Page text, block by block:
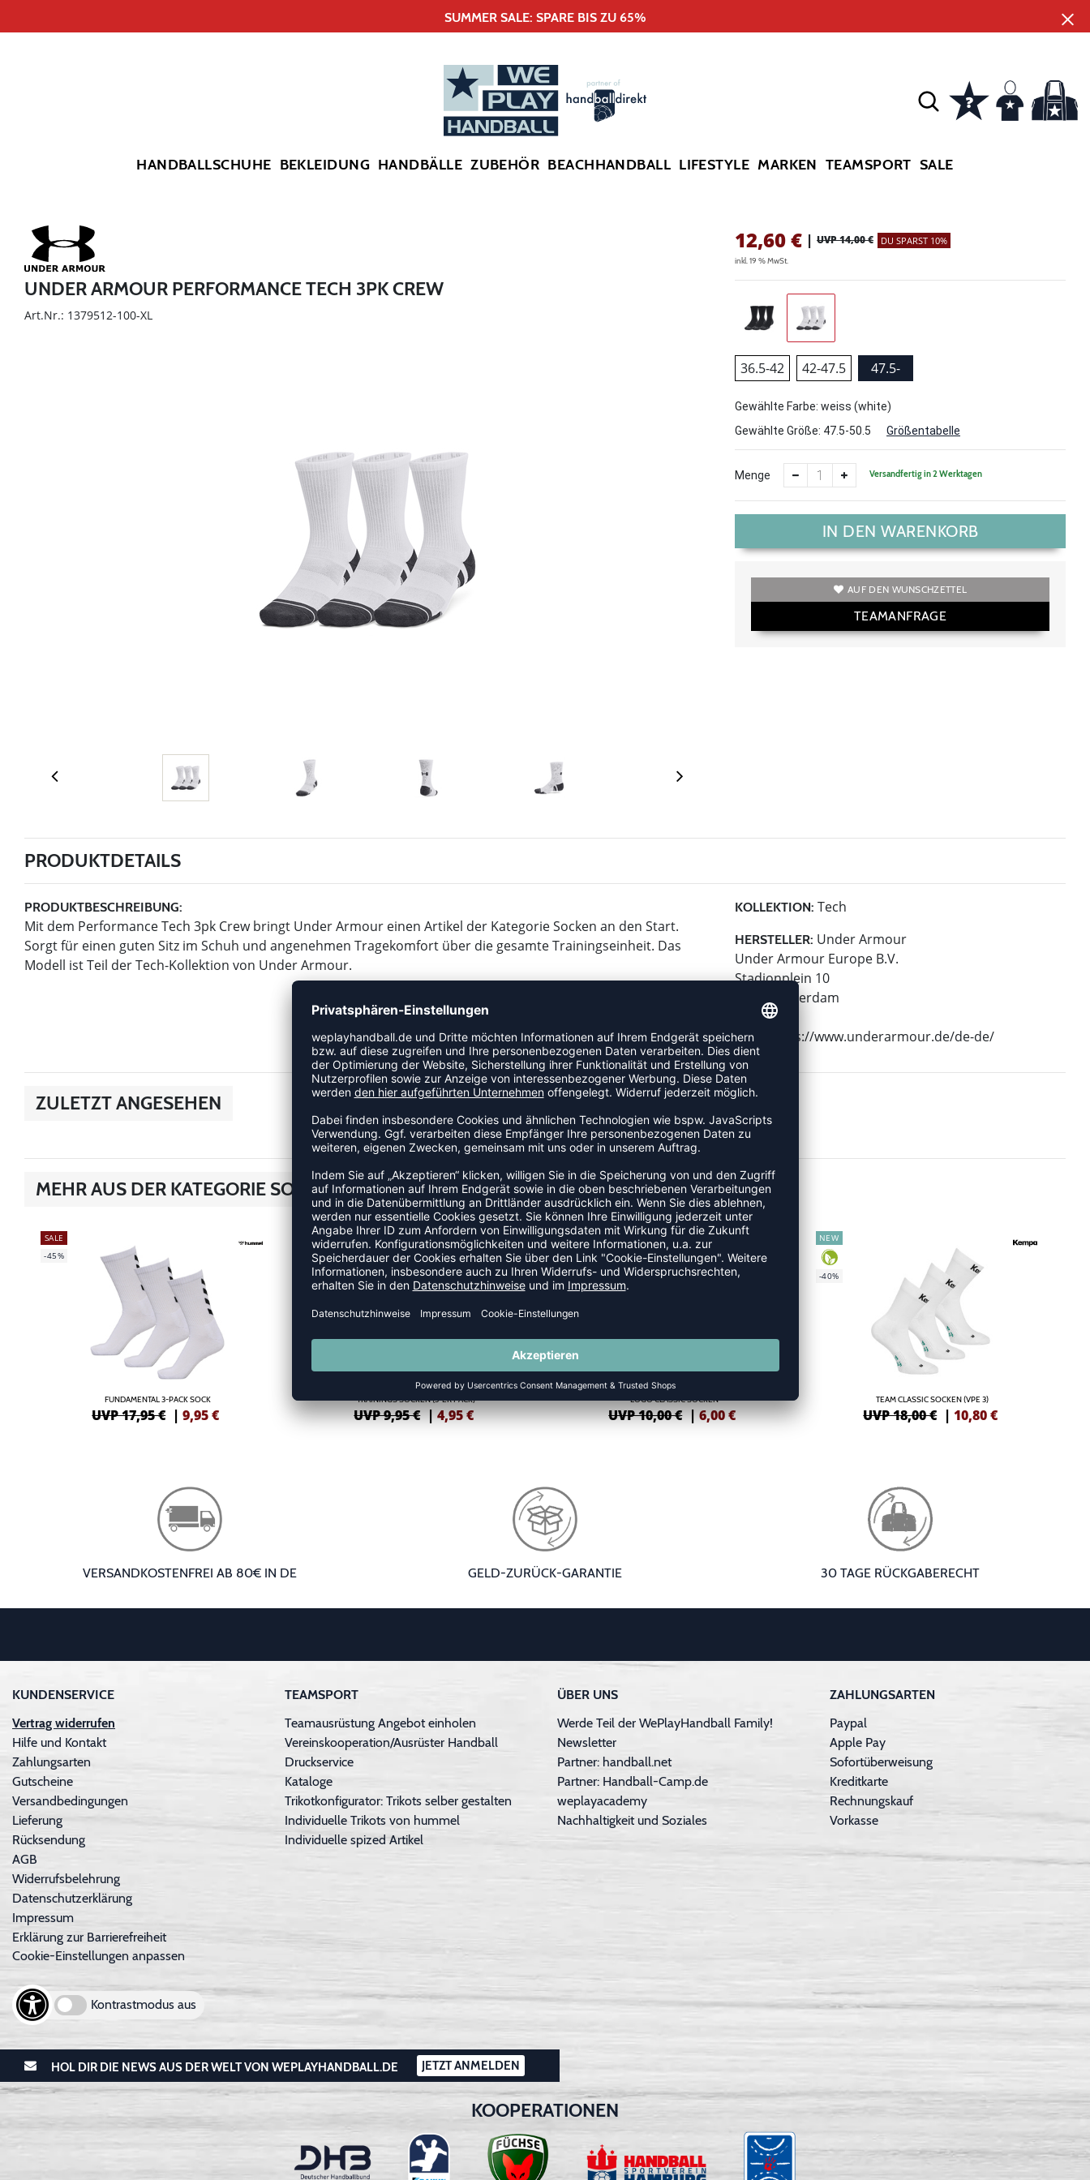
SUMMER SALE: SPARE BIS ZU 65%
HANDBALLSCHUHE BEKLEIDUNG HANDBÄLLE ZUBEHÖR BEACHHANDBALL LIFESTYLE MARKEN TEAMSPORT SALE
UNDER ARMOUR PERFORMANCE TECH 3PK CREW
Art.Nr.: 1379512-100-XL
12,60€ | UVP 14,00 € DU SPARST 10%
inkl. 19 % MwSt.
36.5-42 42-47.5
47.5-
Gewählte Farbe: weiss (white)
Gewählte Größe: 47.5-50.5 Größentabelle
Menge Versandfertig in 2 Werktagen
IN DEN WARENKORB
AUF DEN WUNSCHZETTEL
TEAMANFRAGE
PRODUKTDETAILS
PRODUKTBESCHREIBUNG:
Mit dem Performance Tech 3pk Crew bringt Under Armour einen Artikel der Kategorie Socken an den Start.
Sorgt für einen guten Sitz im Schuh und angenehmen Tragekomfort über die gesamte Trainingseinheit. Das
Modell ist Teil der Tech-Kollektion von Under Armour.
KOLLEKTION: Tech
HERSTELLER: Under Armour
Under Armour Europe B.V.
Stadionplein 10
1076 Amsterdam
Web: https://www.underarmour.de/de-de/
ZULETZT ANGESEHEN
MEHR AUS DER KATEGORIE SOCKEN
SALE
-45%
FUNDAMENTAL 3-PACK SOCK
UVP 17,95 € |9,95€
SALE
-50%
TRAININGS SOCKEN (3-ER PACK)
UVP 9,95 € |4,95€
NEW
-40%
LOGO CLASSIC SOCKEN
UVP 10,00 € |6,00€
NEW
-40%
TEAM CLASSIC SOCKEN (VPE 3)
UVP 18,00 € |10,80€
VERSANDKOSTENFREI AB 80€ IN DE GELD-ZURÜCK-GARANTIE 30 TAGE RÜCKGABERECHT
KUNDENSERVICE
Vertrag widerrufen
Hilfe und Kontakt
Zahlungsarten
Gutscheine
Versandbedingungen
Lieferung
Rücksendung
AGB
Widerrufsbelehrung
Datenschutzerklärung
Impressum
Erklärung zur Barrierefreiheit
Cookie-Einstellungen anpassen
Kontrastmodus aus
TEAMSPORT
Teamausrüstung Angebot einholen
Vereinskooperation/Ausrüster Handball
Druckservice
Kataloge
Trikotkonfigurator: Trikots selber gestalten
Individuelle Trikots von hummel
Individuelle spized Artikel
ÜBER UNS
Werde Teil der WePlayHandball Family!
Newsletter
Partner: handball.net
Partner: Handball-Camp.de
weplayacademy
Nachhaltigkeit und Soziales
ZAHLUNGSARTEN
Paypal
Apple Pay
Sofortüberweisung
Kreditkarte
Rechnungskauf
Vorkasse
HOL DIR DIE NEWS AUS DER WELT VON WEPLAYHANDBALL.DE JETZT ANMELDEN
KOOPERATIONEN